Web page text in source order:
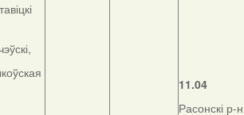
11.04
Расонскі р-